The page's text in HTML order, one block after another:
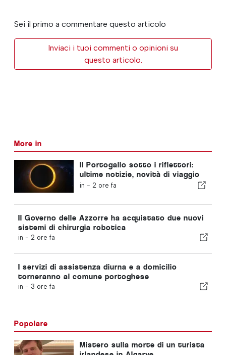
Sei il primo a commentare questo articolo
Inviaci i tuoi commenti o opinioni su
questo articolo.
More in
Il Portogallo sotto i riflettori:
ultime notizie, novità di viaggio
e le notizie più importanti che
in - 2 ore fa
Il Governo delle Azzorre ha acquistato due nuovi
sistemi di chirurgia robotica
in - 2 ore fa
I servizi di assistenza diurna e a domicilio
torneranno al comune portoghese
in - 3 ore fa
Popolare
Mistero sulla morte di un turista